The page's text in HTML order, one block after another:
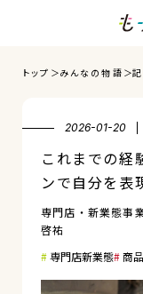
トップ みんなの物語
2026-01-20
これまでの経
ンで自分を表
専門店・新業態事
啓祐
専門店新業態 商